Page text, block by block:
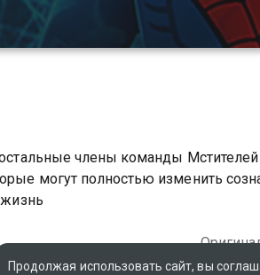
члены команды Мстителей
могут полностью изменить
Marvel
Продолжая использовать сайт, вы